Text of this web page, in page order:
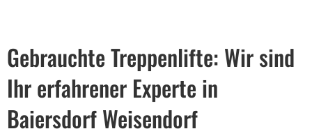
Gebrauchte Treppenlifte: Wir sind
Ihr erfahrener Experte in
Baiersdorf Weisendorf